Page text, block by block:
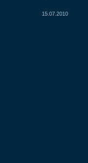
15.07.2010